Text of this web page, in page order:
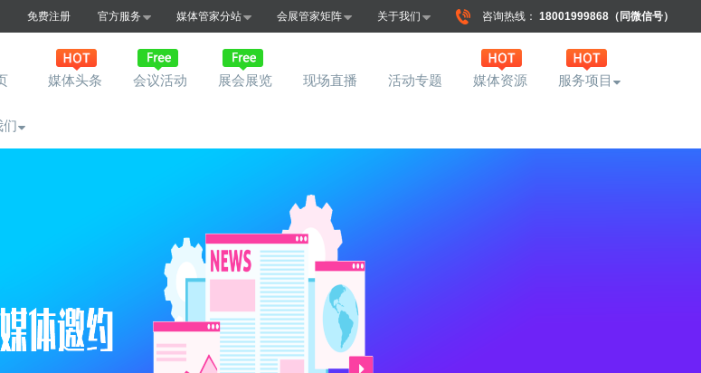
免费注册 官方服务 媒体管家分站 会展管家矩阵 关于我们 咨询热线： 18001999868（同微信号）
媒体头条 会议活动 展会展览 现场直播 活动专题 媒体资源 服务项目
们